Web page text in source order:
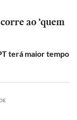
ao ‘quem
terá maior tempo